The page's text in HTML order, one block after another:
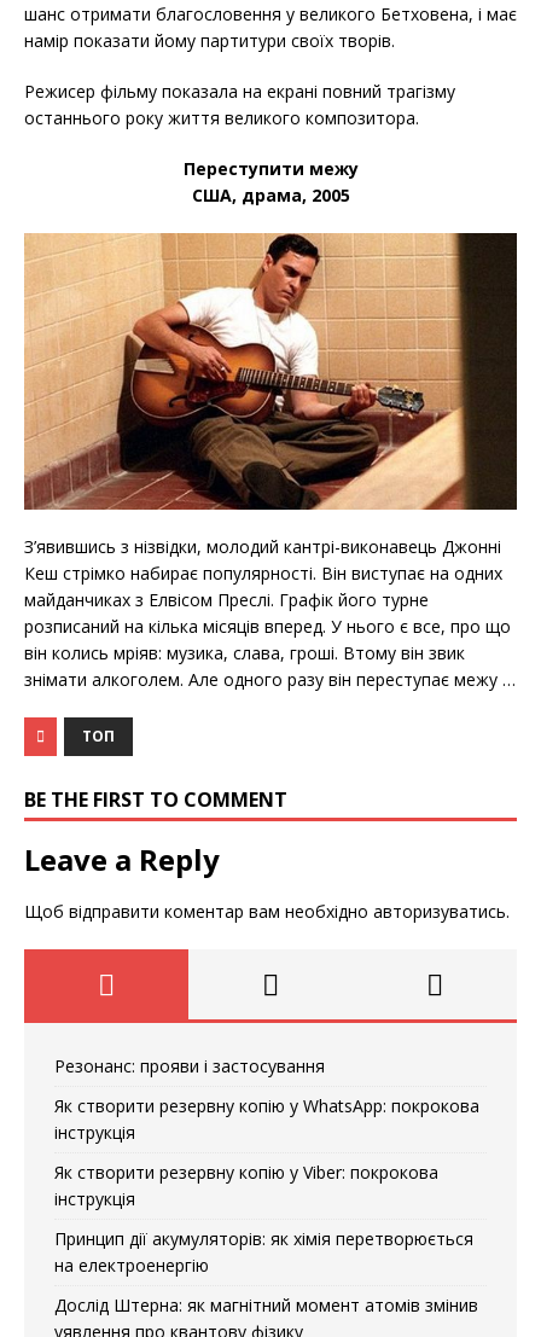
шанс отримати благословення у великого Бетховена, і має
намір показати йому партитури своїх творів.
Режисер фільму показала на екрані повний трагізму
останнього року життя великого композитора.
Переступити межу
США, драма, 2005
З’явившись з нізвідки, молодий кантрі-виконавець Джонні
Кеш стрімко набирає популярності. Він виступає на одних
майданчиках з Елвісом Преслі. Графік його турне
розписаний на кілька місяців вперед. У нього є все, про що
він колись мріяв: музика, слава, гроші. Втому він звик
знімати алкоголем. Але одного разу він переступає межу …
ТОП
BE THE FIRST TO COMMENT
Leave a Reply
Щоб відправити коментар вам необхідно авторизуватись.
Резонанс: прояви і застосування
Як створити резервну копію у WhatsApp: покрокова
інструкція
Як створити резервну копію у Viber: покрокова
інструкція
Принцип дії акумуляторів: як хімія перетворюється
на електроенергію
Дослід Штерна: як магнітний момент атомів змінив
уявлення про квантову фізику